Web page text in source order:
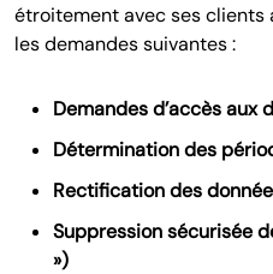
étroitement avec ses
les demandes suivantes :
Demandes d’accès aux
Détermination des
Rectification des
Suppression sécurisée
»)